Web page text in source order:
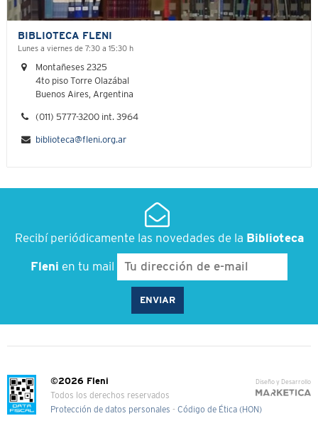
BIBLIOTECA FLENI
Lunes a viernes de 7:30 a 15:30 h
Montañeses 2325
4to piso Torre Olazábal
Buenos Aires, Argentina
(011) 5777-3200 int. 3964
biblioteca@fleni.org.ar
Recibí periódicamente las novedades de la Biblioteca
Fleni en tu mail
Diseño y Desarrollo
©2026 Fleni
Todos los derechos reservados
Protección de datos personales - Código de Ética (HON)